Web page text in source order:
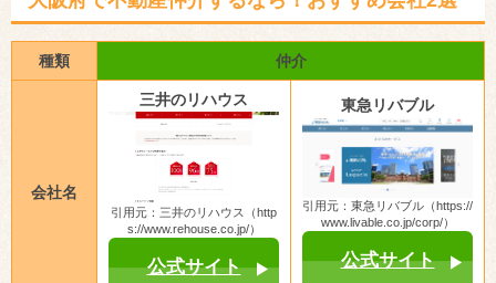
種類 仲介
会社名
三井のリハウス
引用元：三井のリハウス（http
s://www.rehouse.co.jp/）
公式サイト
東急リバブル
引用元：東急リバブル（https://
www.livable.co.jp/corp/）
公式サイト